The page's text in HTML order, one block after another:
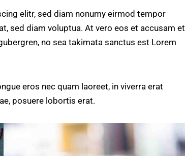
elitr, sed diam nonumy eirmod tempor
sed diam voluptua. At vero eos et accusam et
no sea takimata sanctus est Lorem
eros nec quam laoreet, in viverra erat
posuere lobortis erat.